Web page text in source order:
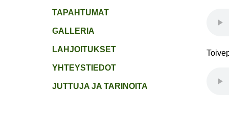
TAPAHTUMAT
GALLERIA
LAHJOITUKSET
YHTEYSTIEDOT
JUTTUJA JA TARINOITA